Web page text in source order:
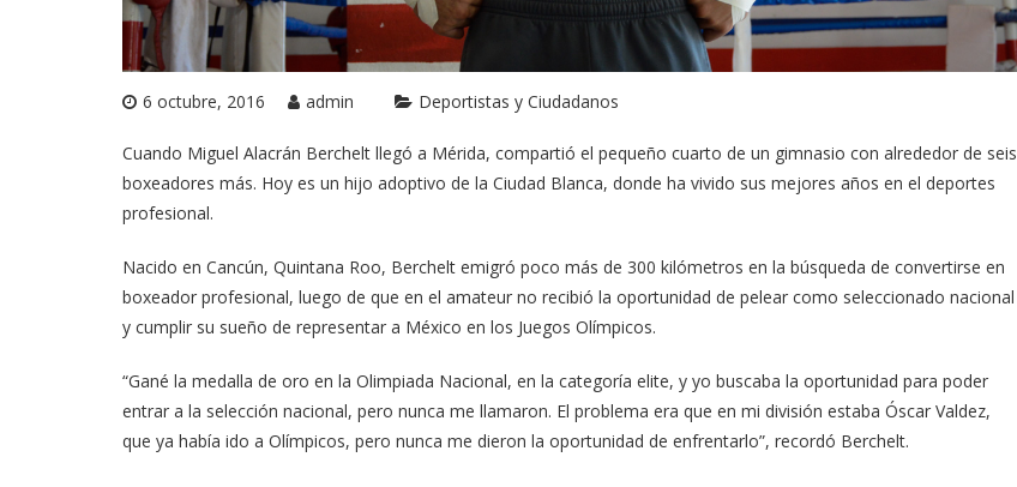
6 octubre, 2016 admin Deportistas y Ciudadanos
Cuando Miguel Alacrán Berchelt llegó a Mérida, compartió el pequeño cuarto de un gimnasio con alrededor de seis
boxeadores más. Hoy es un hijo adoptivo de la Ciudad Blanca, donde ha vivido sus mejores años en el deportes
profesional.
Nacido en Cancún, Quintana Roo, Berchelt emigró poco más de 300 kilómetros en la búsqueda de convertirse en
boxeador profesional, luego de que en el amateur no recibió la oportunidad de pelear como seleccionado nacional
y cumplir su sueño de representar a México en los Juegos Olímpicos.
“Gané la medalla de oro en la Olimpiada Nacional, en la categoría elite, y yo buscaba la oportunidad para poder
entrar a la selección nacional, pero nunca me llamaron. El problema era que en mi división estaba Óscar Valdez,
que ya había ido a Olímpicos, pero nunca me dieron la oportunidad de enfrentarlo”, recordó Berchelt.